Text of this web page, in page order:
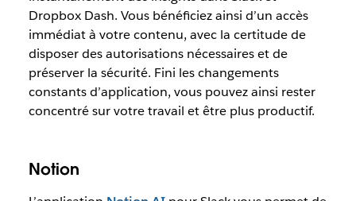
Dropbox Dash. Vous bénéficiez ainsi d’un accès
immédiat à votre contenu, avec la certitude de
disposer des autorisations nécessaires et de
préserver la sécurité. Fini les changements
constants d’application, vous pouvez ainsi rester
concentré sur votre travail et être plus productif.
Notion